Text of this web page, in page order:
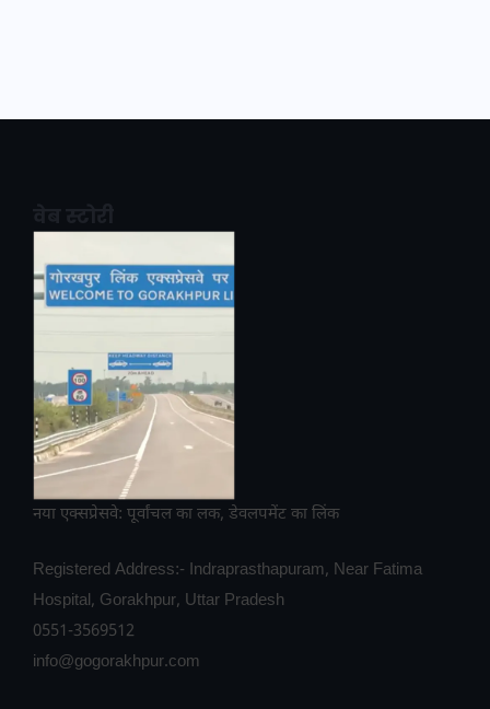
नया एक्सप्रेसवे: पूर्वांचल का लक, डेवलपमेंट का लिंक
Registered Address:- Indraprasthapuram, Near Fatima
Hospital, Gorakhpur, Uttar Pradesh
0551-3569512
info@gogorakhpur.com